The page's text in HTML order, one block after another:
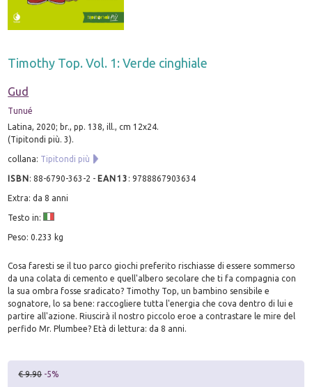
Timothy Top. Vol. 1: Verde cinghiale
Gud
Tunué
Latina, 2020; br., pp. 138, ill., cm 12x24.
(Tipitondi più. 3).
collana: Tipitondi più
ISBN:88-6790-363-2 - EAN13 :9788867903634
Extra: da 8 anni
Testo in:
Peso: 0.233 kg
Cosa faresti se il tuo parco giochi preferito rischiasse di essere sommerso
da una colata di cemento e quell'albero secolare che ti fa compagnia con
la sua ombra fosse sradicato? Timothy Top, un bambino sensibile e
sognatore, lo sa bene: raccogliere tutta l'energia che cova dentro di lui e
partire all'azione. Riuscirà il nostro piccolo eroe a contrastare le mire del
perfido Mr. Plumbee? Età di lettura: da 8 anni.
€ 9.90 -5%